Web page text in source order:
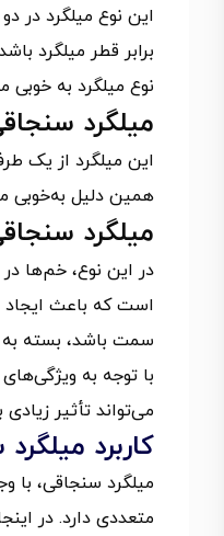
نوع میلگرد به خوبی
میلگرد
همین دلیل به‌خوبی
میلگرد سنجاقی
در این نوع، خم‌ها
سمت باشد، بسته به
با توجه به
می‌تواند تأثیر
کاربرد
میلگرد سنجاقی، با
متعددی دارد. در